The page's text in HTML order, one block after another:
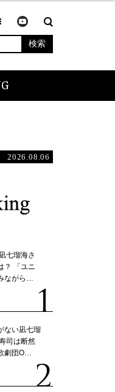
検索
2026.08.06
七瑠海さ
？ 「ユニ
ながら…
ない凪七瑠
司は断然
劇団O…